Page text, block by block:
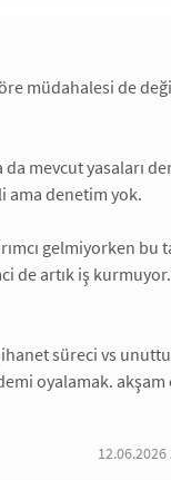
müdahalesi de
mevcut yasaları
ama denetim yok.
gelmiyorken
de artık iş
süreci vs
oyalamak.
12.06.2026